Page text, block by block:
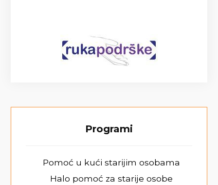
Programi
Pomoć u kući starijim osobama
Halo pomoć za starije osobe